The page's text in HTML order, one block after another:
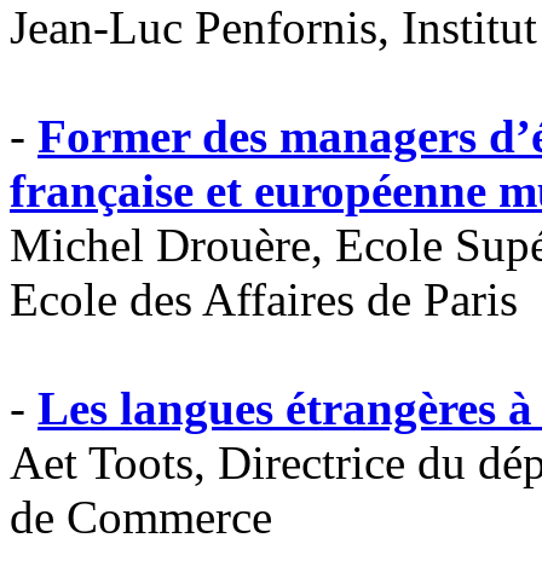
Jean-Luc Penfornis,
- Former des managers
française et européenne
Michel Drouère, Ecole
Ecole des Affaires de Paris
- Les langues étrangères
Aet Toots, Directrice du
de Commerce